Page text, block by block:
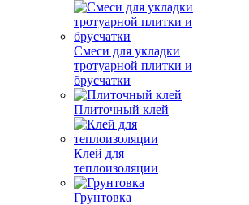
Смеси для укладки
тротуарной плитки и
брусчатки
Плиточный клей
Клей для
теплоизоляции
Грунтовка